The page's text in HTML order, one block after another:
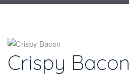
Crispy Bacon